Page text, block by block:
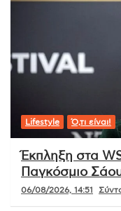
Lifestyle Ό,τι είναι!
Έκπληξη στα
Παγκόσμιο
06/08/2026, 14:51